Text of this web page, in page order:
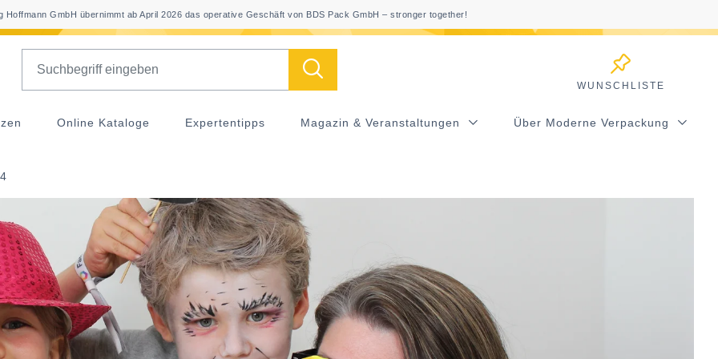
Hoffmann GmbH übernimmt ab April 2026 das operative Geschäft von BDS Pack GmbH – stronger together!
WUNSCHLISTE
Online Kataloge Expertentipps Magazin & Veranstaltungen Über Moderne Verpackung